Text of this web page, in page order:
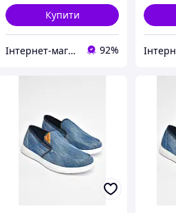
Купити
Інтернет-магазин Optom7km.net - опт та роздріб товарів Одесса, ринок 7км 92%